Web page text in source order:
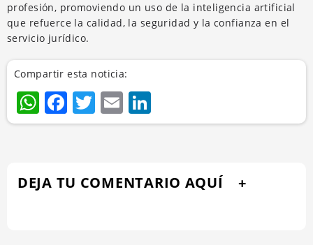
profesión, promoviendo un uso de la inteligencia artificial
que refuerce la calidad, la seguridad y la confianza en el
servicio jurídico.
Compartir esta noticia:
WhatsApp
Facebook
Twitter
Email
DEJA TU COMENTARIO AQUÍ